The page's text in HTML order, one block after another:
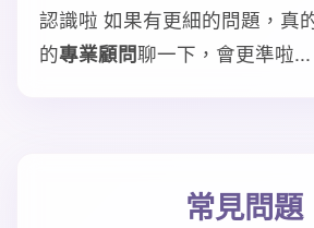
認識啦 如果有更細的問題，真
的專業顧問聊一下，會更準啦...
常見問題